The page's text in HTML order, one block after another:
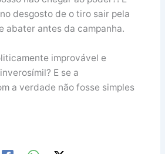
desgosto de o tiro sair pela
abater antes da campanha.
improvável e
E se a
a verdade não fosse simples